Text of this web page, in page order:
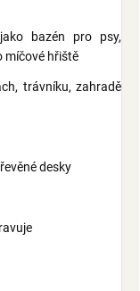
bazén pro psy,
míčové hřiště
trávníku, zahradě
desky